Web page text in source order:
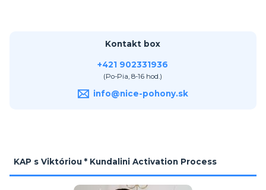
Kontakt box
+421 902331936
(Po-Pia, 8-16 hod.)
info@nice-pohony.sk
KAP s Viktóriou * Kundalini Activation Process